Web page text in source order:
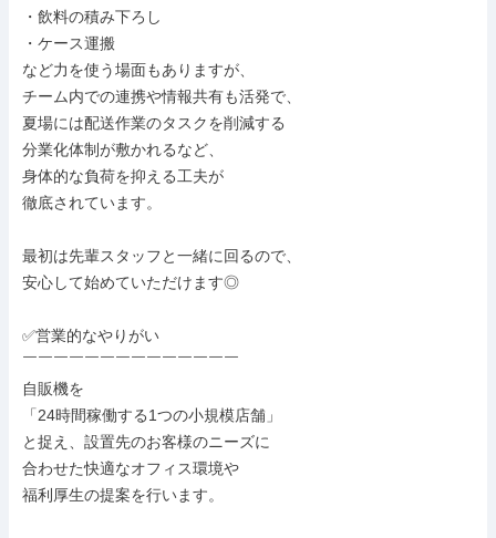
・飲料の積み下ろし
・ケース運搬
など力を使う場面もありますが、
チーム内での連携や情報共有も活発で、
夏場には配送作業のタスクを削減する
分業化体制が敷かれるなど、
身体的な負荷を抑える工夫が
徹底されています。
最初は先輩スタッフと一緒に回るので、
安心して始めていただけます◎
✅営業的なやりがい
￣￣￣￣￣￣￣￣￣￣￣￣￣￣
自販機を
「24時間稼働する1つの小規模店舗」
と捉え、設置先のお客様のニーズに
合わせた快適なオフィス環境や
福利厚生の提案を行います。